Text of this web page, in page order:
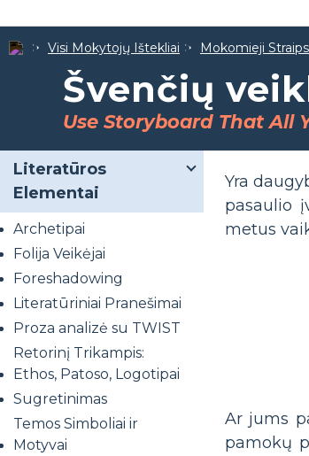
Visi Mokytojų Ištekliai Mokomieji
Švenčių
Use Storyboard That All
Literatūros
Elementai
Archetipai
Folija Veikėjai
Foreshadowing
Literatūriniai Pranešimai
Proza analizė su TWIST
Retorinį Trikampis:
Ethos, Patoso, Logotipai
Sugretinimas
Temos Simboliai ir
Motyvai
Yra
pasaulio
metus
Ar jums
pamokų